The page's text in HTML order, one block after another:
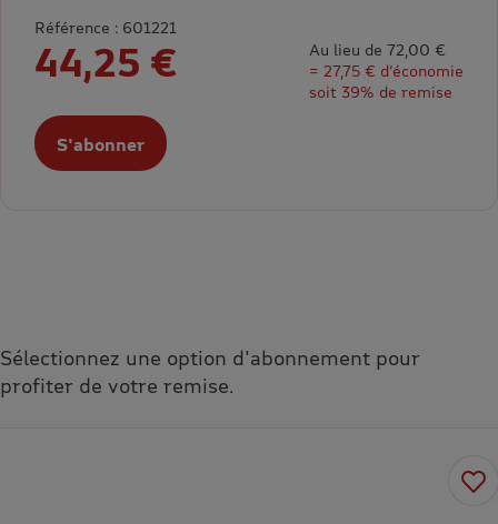
Référence : 601221
44,25 €
Au lieu de 72,00 €
= 27,75 € d’économie
soit 39% de remise
S'abonner
Sélectionnez une option d'abonnement pour
profiter de votre remise.